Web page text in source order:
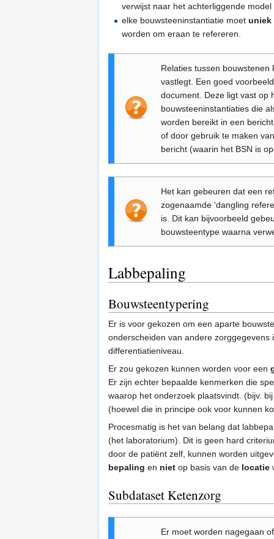
verwijst naar het achterliggende model
elke bouwsteeninstantiatie moetuniek
worden om eraan te refereren.
Relaties tussen
vastlegt. Een goed
document. Deze ligt vast op
bouwsteeninstantiaties die
worden bereikt in een
of door gebruik te maken
bericht (waarin het BSN is
Het kan gebeuren dat een
zogenaamde ‘dangling
is. Dit kan bijvoorbeeld
bouwsteentype waarna
Labbepaling
Bouwsteentypering
Er is voor gekozen om een aparte
onderscheiden van andere
differentiatieniveau.
Er zou gekozen kunnen worden voor een
Er zijn echter bepaalde kenmerken die
waarop het onderzoek plaatsvindt. (bijv.
(hoewel die in principe ook voor kunnen
Procesmatig is het van belang dat
(het laboratorium). Dit is geen hard
door de patiënt zelf, kunnen worden
bepaling en niet op basis van de locatie
Subdataset Ketenzorg
Er moet worden nagegaan